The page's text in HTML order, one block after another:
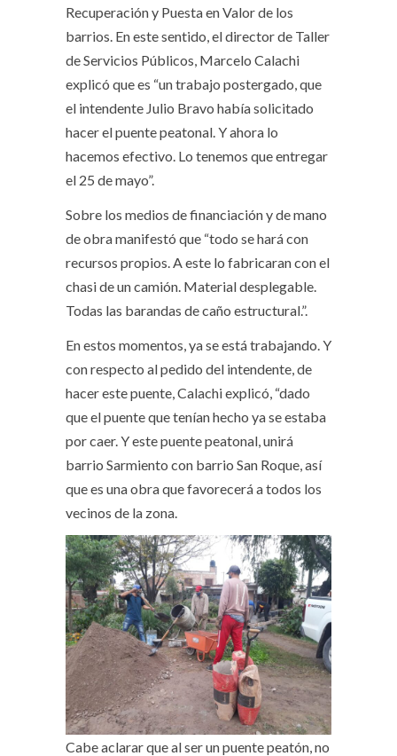
Recuperación y Puesta en Valor de los
barrios. En este sentido, el director de Taller
de Servicios Públicos, Marcelo Calachi
explicó que es “un trabajo postergado, que
el intendente Julio Bravo había solicitado
hacer el puente peatonal. Y ahora lo
hacemos efectivo. Lo tenemos que entregar
el 25 de mayo”.
Sobre los medios de financiación y de mano
de obra manifestó que “todo se hará con
recursos propios. A este lo fabricaran con el
chasi de un camión. Material desplegable.
Todas las barandas de caño estructural.”.
En estos momentos, ya se está trabajando. Y
con respecto al pedido del intendente, de
hacer este puente, Calachi explicó, “dado
que el puente que tenían hecho ya se estaba
por caer. Y este puente peatonal, unirá
barrio Sarmiento con barrio San Roque, así
que es una obra que favorecerá a todos los
vecinos de la zona.
Cabe aclarar que al ser un puente peatón, no